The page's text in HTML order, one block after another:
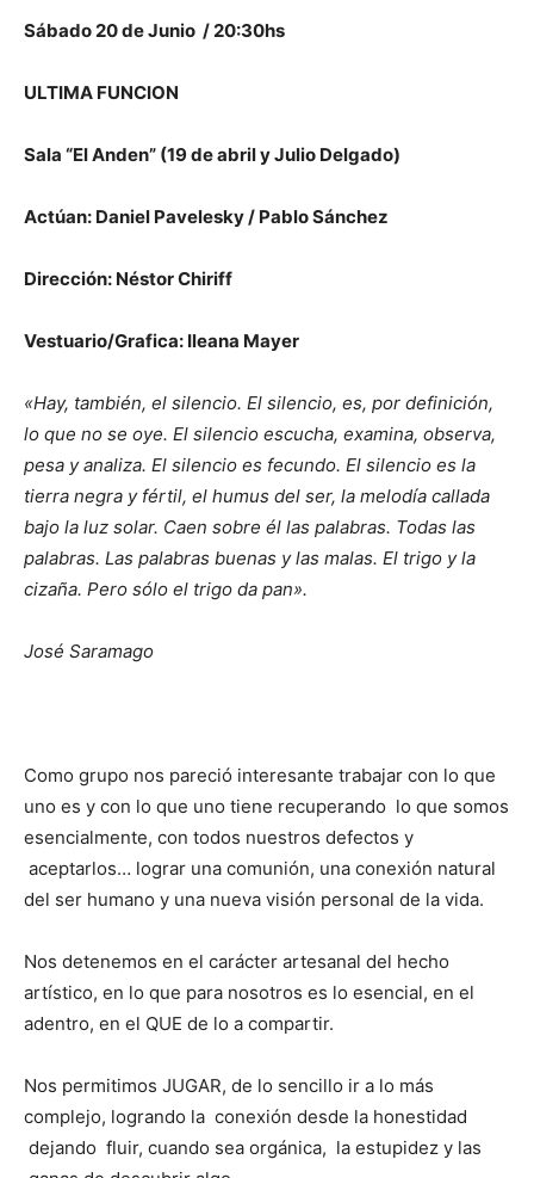
Sábado 20 de Junio / 20:30hs
ULTIMA FUNCION
Sala “El Anden” (19 de abril y Julio Delgado)
Actúan: Daniel Pavelesky / Pablo Sánchez
Dirección: Néstor Chiriff
Vestuario/Grafica: Ileana Mayer
«Hay, también, el silencio. El silencio, es, por definición,
lo que no se oye. El silencio escucha, examina, observa,
pesa y analiza. El silencio es fecundo. El silencio es la
tierra negra y fértil, el humus del ser, la melodía callada
bajo la luz solar. Caen sobre él las palabras. Todas las
palabras. Las palabras buenas y las malas. El trigo y la
cizaña. Pero sólo el trigo da pan».
José Saramago
Como grupo nos pareció interesante trabajar con lo que
uno es y con lo que uno tiene recuperando lo que somos
esencialmente, con todos nuestros defectos y
aceptarlos… lograr una comunión, una conexión natural
del ser humano y una nueva visión personal de la vida.
Nos detenemos en el carácter artesanal del hecho
artístico, en lo que para nosotros es lo esencial, en el
adentro, en el QUE de lo a compartir.
Nos permitimos JUGAR, de lo sencillo ir a lo más
complejo, logrando la conexión desde la honestidad
dejando fluir, cuando sea orgánica, la estupidez y las